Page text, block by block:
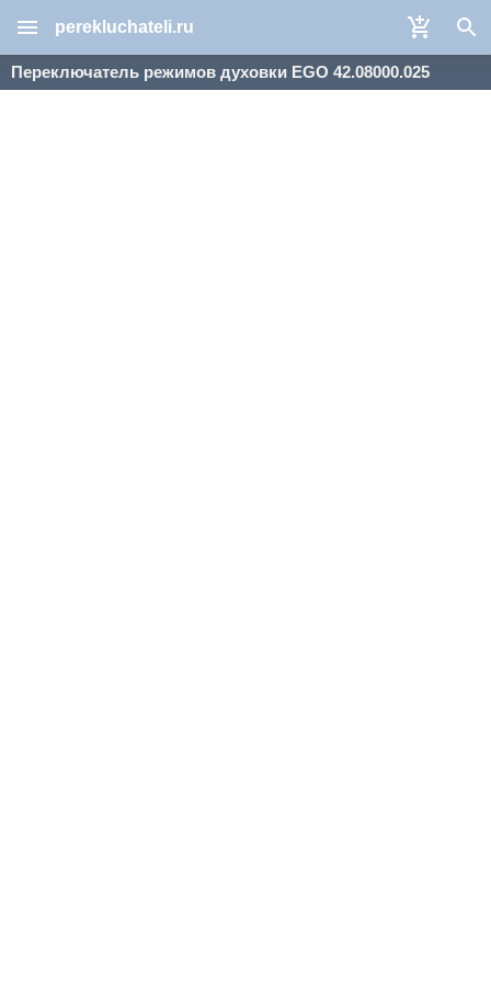
perekluchateli.ru
Переключатель режимов духовки EGO 42.08000.025